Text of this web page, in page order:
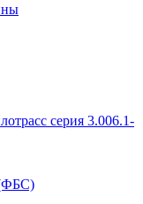
серия 3.006.1-